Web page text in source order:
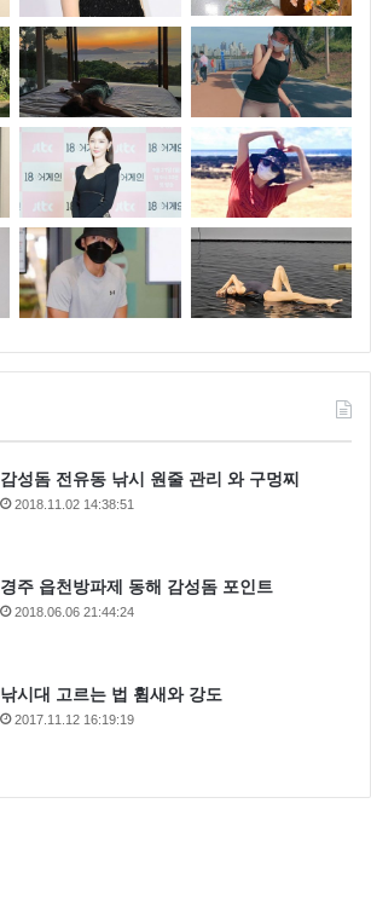
감성돔 전유동 낚시 원줄 관리 와 구멍찌
2018.11.02 14:38:51
경주 읍천방파제 동해 감성돔 포인트
2018.06.06 21:44:24
낚시대 고르는 법 휨새와 강도
2017.11.12 16:19:19